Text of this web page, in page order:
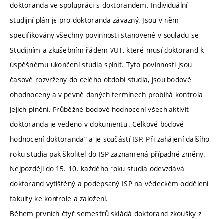
doktoranda ve spolupráci s doktorandem. Individuální
studijní plán je pro doktoranda závazný. Jsou v něm
specifikovány všechny povinnosti stanovené v souladu se
Studijním a zkušebním řádem VUT, které musí doktorand k
úspěšnému ukončení studia splnit. Tyto povinnosti jsou
časově rozvrženy do celého období studia, jsou bodově
ohodnoceny a v pevně daných termínech probíhá kontrola
jejich plnění. Průběžné bodové hodnocení všech aktivit
doktoranda je vedeno v dokumentu „Celkové bodové
hodnocení doktoranda“ a je součástí ISP. Při zahájení dalšího
roku studia pak školitel do ISP zaznamená případné změny.
Nejpozději do 15. 10. každého roku studia odevzdává
doktorand vytištěný a podepsaný ISP na vědeckém oddělení
fakulty ke kontrole a založení.
Během prvních čtyř semestrů skládá doktorand zkoušky z